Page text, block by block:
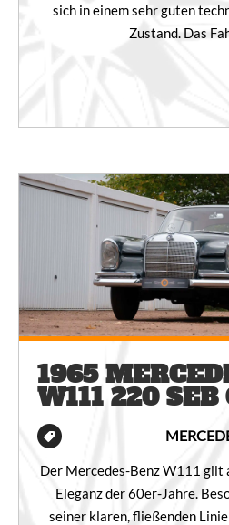
sich in einem sehr guten
Zustand. Das
1965
W111 220 SEB
Der Mercedes-Benz W111 gilt
Eleganz der 60er-Jahre.
seiner klaren, fließenden